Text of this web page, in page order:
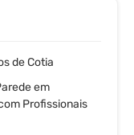
de Cotia
em
Profissionais